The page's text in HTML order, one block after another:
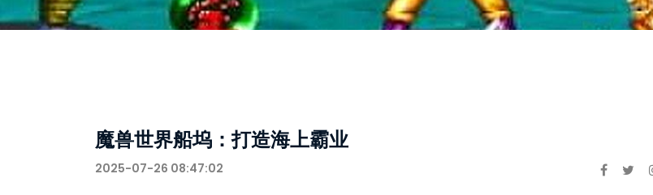
魔兽世界船坞：打造海上霸业
2025-07-26 08:47:02